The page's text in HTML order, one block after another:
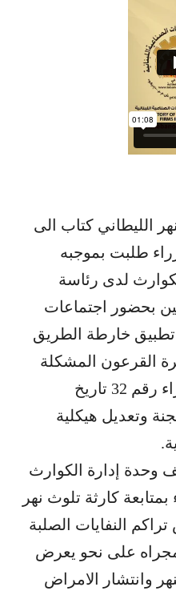
الليطاني كتاب الى
طلبت بموجبه
لدى رئاسة
بحضور اجتماعات
خارطة الطريق
القرعون المشكلة
بموجب قرار مجلس الوزراء رقم 32 تاريخ
وتعديل هيكلية
وحدة إدارة الكوارث
كارثة تلوث نهر
النفايات الصلبة
على نحو يعرض
وانتشار الامراض